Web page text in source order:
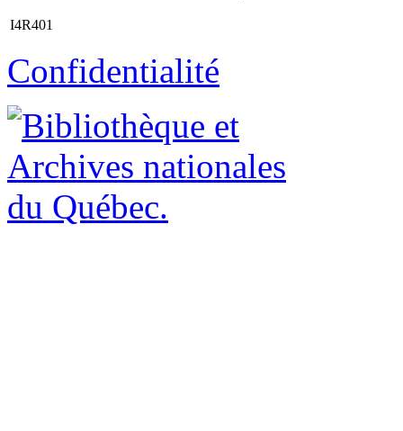
I4R401
Confidentialité